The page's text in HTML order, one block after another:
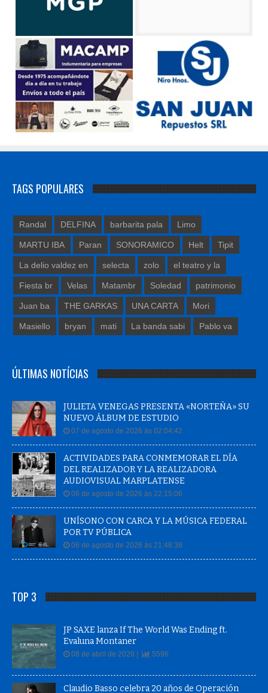
TAGS POPULARES
Randal DELFINA barbarita pala Limo
MARTU IBA Paran SONORAMICO Helt Tipit
La delio valdez en selecta zolo el teatro y la
Fiesta br Velas Matambr Soledad patrimonio
Juan ba THE GARKAS UNA CARTA Mori
Masiello bryan mati La banda sabi Pablo va
ÚLTIMAS NOTÍCIAS
JULIETA VENEGAS PRESENTA «NORTEÑA» SU
NUEVO ÁLBUM DE ESTUDIO
07 de agosto de 2026 às 02:04:42
ACTIVIDADES PARA CONMEMORAR EL DÍA
DEL REALIZADOR Y LA REALIZADORA
AUDIOVISUAL MARPLATENSE
06 de agosto de 2026 às 22:15:06
UNÍSONO CON CARCA Y LA MÚSICA FEDERAL
POR TV PÚBLICA
06 de agosto de 2026 às 21:48:38
TOP 3
JP SAXE lanza If The World Was Ending ft.
Evaluna Montaner
08 de abril de 2020 | 5596
Claudio Basso celebra 20 años de Operación